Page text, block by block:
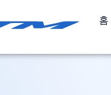
홈